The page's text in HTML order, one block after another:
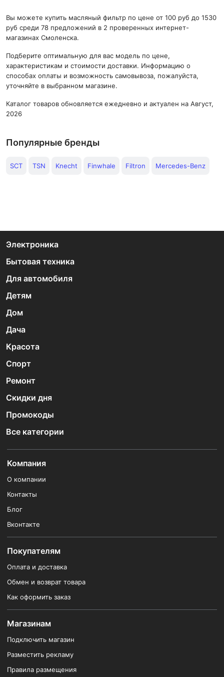
Вы можете купить масляный фильтр по цене от 100 руб до 1530
руб среди 78 предложений в 2 проверенных интернет-
магазинах Смоленска.
Подберите оптимальную для вас модель по цене,
характеристикам и стоимости доставки. Информацию о
способах оплаты и возможность самовывоза, пожалуйста,
уточняйте в выбранном магазине.
Каталог товаров обновляется ежедневно и актуален на Август,
2026
Популярные бренды
SCT TSN Knecht Finwhale Filtron Mercedes-Benz
Электроника
Бытовая техника
Для автомобиля
Детям
Дом
Дача
Красота
Спорт
Ремонт
Скидки дня
Промокоды
Все категории
Компания
О компании
Контакты
Блог
Вконтакте
Покупателям
Оплата и доставка
Обмен и возврат товара
Как оформить заказ
Магазинам
Подключить магазин
Разместить рекламу
Правила размещения